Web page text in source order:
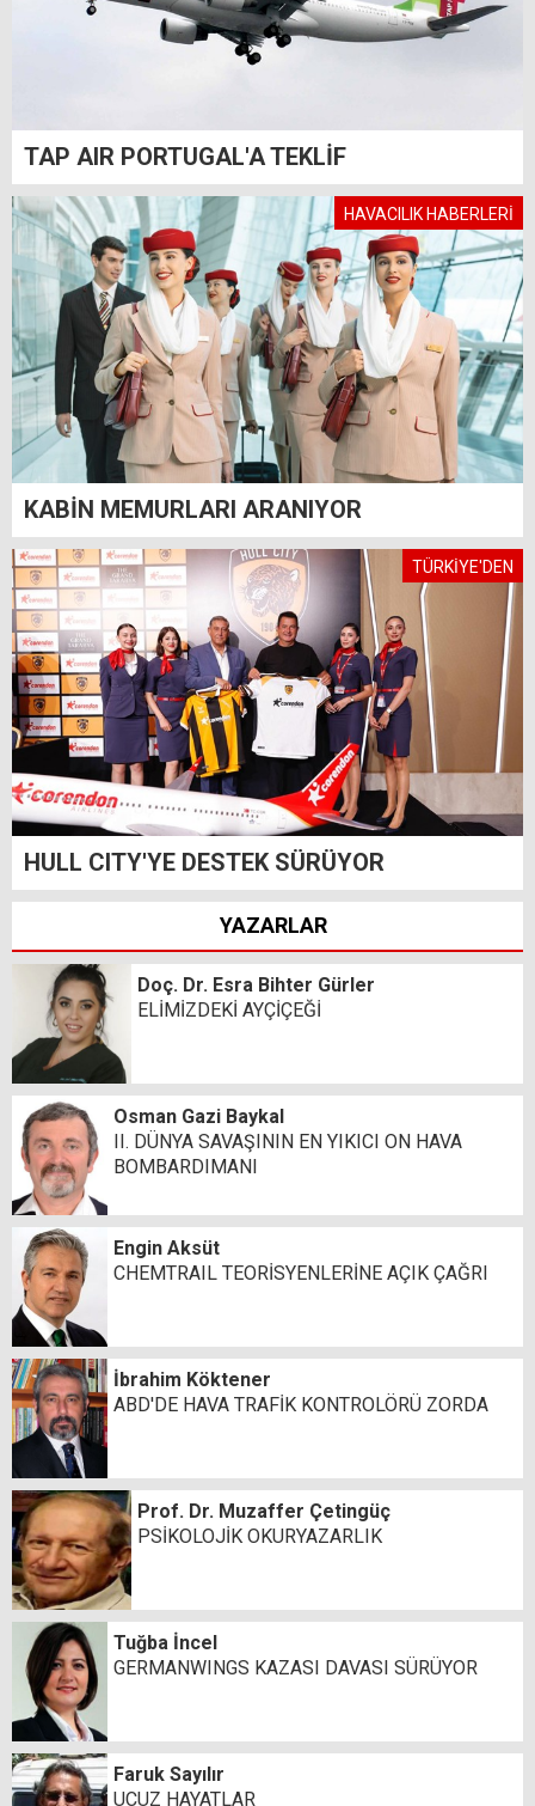
TAP AIR PORTUGAL'A TEKLİF
HAVACILIK HABERLERİ
KABİN MEMURLARI ARANIYOR
TÜRKİYE'DEN
HULL CITY'YE DESTEK SÜRÜYOR
YAZARLAR
Doç. Dr. Esra Bihter Gürler
ELİMİZDEKİ AYÇİÇEĞİ
Osman Gazi Baykal
II. DÜNYA SAVAŞININ EN YIKICI ON HAVA
BOMBARDIMANI
Engin Aksüt
CHEMTRAIL TEORİSYENLERİNE AÇIK ÇAĞRI
İbrahim Köktener
ABD'DE HAVA TRAFİK KONTROLÖRÜ ZORDA
Prof. Dr. Muzaffer Çetingüç
PSİKOLOJİK OKURYAZARLIK
Tuğba İncel
GERMANWINGS KAZASI DAVASI SÜRÜYOR
Faruk Sayılır
UCUZ HAYATLAR